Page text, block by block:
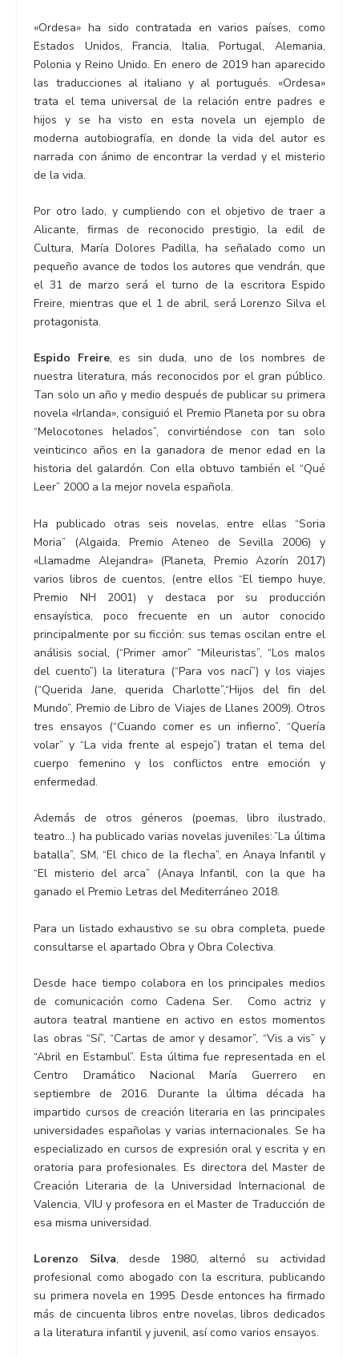
«Ordesa» ha sido contratada en varios países, como
Estados Unidos, Francia, Italia, Portugal, Alemania,
Polonia y Reino Unido. En enero de 2019 han aparecido
las traducciones al italiano y al portugués. «Ordesa»
trata el tema universal de la relación entre padres e
hijos y se ha visto en esta novela un ejemplo de
moderna autobiografía, en donde la vida del autor es
narrada con ánimo de encontrar la verdad y el misterio
de la vida.
Por otro lado, y cumpliendo con el objetivo de traer a
Alicante, firmas de reconocido prestigio, la edil de
Cultura, María Dolores Padilla, ha señalado como un
pequeño avance de todos los autores que vendrán, que
el 31 de marzo será el turno de la escritora Espido
Freire, mientras que el 1 de abril, será Lorenzo Silva el
protagonista.
Espido Freire, es sin duda, uno de los nombres de
nuestra literatura, más reconocidos por el gran público.
Tan solo un año y medio después de publicar su primera
novela «Irlanda», consiguió el Premio Planeta por su obra
“Melocotones helados”, convirtiéndose con tan solo
veinticinco años en la ganadora de menor edad en la
historia del galardón. Con ella obtuvo también el “Qué
Leer” 2000 a la mejor novela española.
Ha publicado otras seis novelas, entre ellas “Soria
Moria” (Algaida, Premio Ateneo de Sevilla 2006) y
«Llamadme Alejandra» (Planeta, Premio Azorín 2017)
varios libros de cuentos, (entre ellos “El tiempo huye,
Premio NH 2001) y destaca por su producción
ensayística, poco frecuente en un autor conocido
principalmente por su ficción: sus temas oscilan entre el
análisis social, (“Primer amor” “Mileuristas”, “Los malos
del cuento”) la literatura (“Para vos nací”) y los viajes
(“Querida Jane, querida Charlotte”,“Hijos del fin del
Mundo”, Premio de Libro de Viajes de Llanes 2009). Otros
tres ensayos (“Cuando comer es un infierno”, “Quería
volar” y “La vida frente al espejo”) tratan el tema del
cuerpo femenino y los conflictos entre emoción y
enfermedad.
Además de otros géneros (poemas, libro ilustrado,
teatro…) ha publicado varias novelas juveniles:·”La última
batalla”, SM, “El chico de la flecha”, en Anaya Infantil y
“El misterio del arca” (Anaya Infantil, con la que ha
ganado el Premio Letras del Mediterráneo 2018.
Para un listado exhaustivo se su obra completa, puede
consultarse el apartado Obra y Obra Colectiva.
Desde hace tiempo colabora en los principales medios
de comunicación como Cadena Ser. Como actriz y
autora teatral mantiene en activo en estos momentos
las obras “Sí”, “Cartas de amor y desamor”, “Vis a vis” y
“Abril en Estambul”. Esta última fue representada en el
Centro Dramático Nacional María Guerrero en
septiembre de 2016. Durante la última década ha
impartido cursos de creación literaria en las principales
universidades españolas y varias internacionales. Se ha
especializado en cursos de expresión oral y escrita y en
oratoria para profesionales. Es directora del Master de
Creación Literaria de la Universidad Internacional de
Valencia, VIU y profesora en el Master de Traducción de
esa misma universidad.
Lorenzo Silva, desde 1980, alternó su actividad
profesional como abogado con la escritura, publicando
su primera novela en 1995. Desde entonces ha firmado
más de cincuenta libros entre novelas, libros dedicados
a la literatura infantil y juvenil, así como varios ensayos.